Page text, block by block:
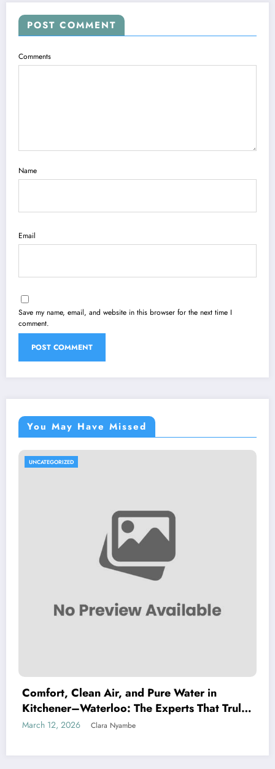
POST COMMENT
Comments
Name
Email
Save my name, email, and website in this browser for the next time I
comment.
You May Have Missed
UNCATEGORIZED
Comfort, Clean Air, and Pure Water in
Kitchener–Waterloo: The Experts That Truly
Care
March 12, 2026 Clara Nyambe